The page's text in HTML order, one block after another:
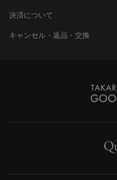
決済について
キャンセル・返品・交換